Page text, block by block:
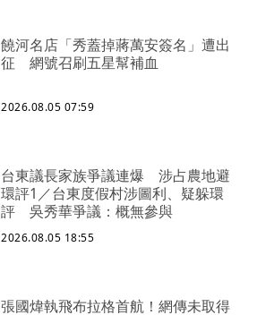
饒河名店「秀蓋掉蔣萬安簽名」遭出
征 網號召刷五星幫補血
2026.08.05 07:59
台東議長家族爭議連爆 涉占農地避
環評1／台東度假村涉圖利、疑躲環
評 吳秀華爭議：概無參與
2026.08.05 18:55
張國煒執飛布拉格首航！網傳未取得